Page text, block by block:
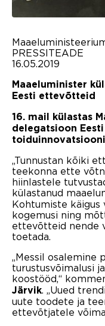
PRESSITEADE
16.05.2019
Maaeluminister
Eesti ettevõtteid
16. mail külastas
delegatsioon
„Tunnustan kõiki
teekonna ette
hiinlastele
külastanud
Kohtumiste käigus
kogemusi ning
ettevõtteid nende
toetada.
„Messil osalemine
turustusvõimalusi
koostööd,“
Järvik. „Uued
uute toodete ja
ettevõtjatele